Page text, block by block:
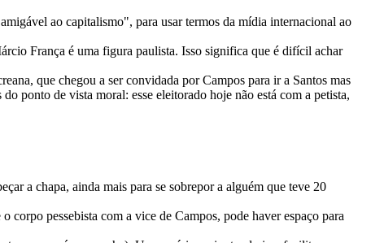
ao capitalismo", para usar termos da mídia internacional ao
França é uma figura paulista. Isso significa que é difícil achar
que chegou a ser convidada por Campos para ir a Santos mas
ponto de vista moral: esse eleitorado hoje não está com a petista,
a chapa, ainda mais para se sobrepor a alguém que teve 20
corpo pessebista com a vice de Campos, pode haver espaço para